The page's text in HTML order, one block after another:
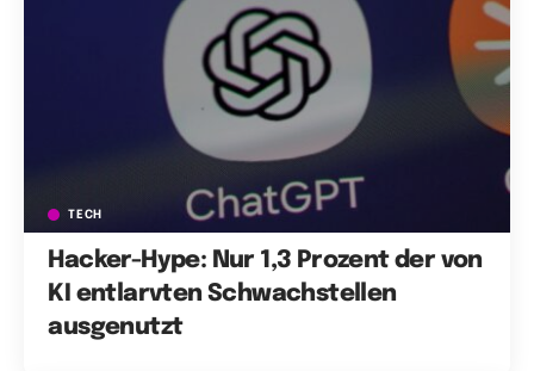
TECH
Hacker-Hype: Nur 1,3 Prozent der von
KI entlarvten Schwachstellen
ausgenutzt